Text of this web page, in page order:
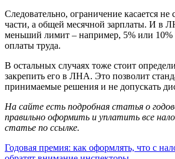
Следовательно, ограничение касается
части, а общей месячной зарплаты. И в
меньший лимит – например, 5% или 10%
оплаты труда.
В остальных случаях тоже стоит
закрепить его в ЛНА. Это позволит
принимаемые решения и не допускать
На сайте есть подробная статья о
правильно оформить и уплатить все
статье по ссылке.
Годовая премия: как оформлять, что с